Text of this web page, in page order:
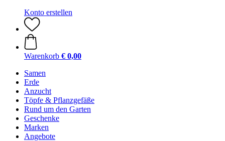
Konto erstellen
Warenkorb € 0,00
Samen
Erde
Anzucht
Töpfe & Pflanzgefäße
Rund um den Garten
Geschenke
Marken
Angebote